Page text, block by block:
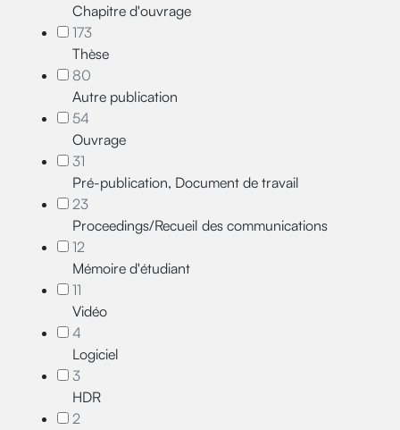
Chapitre d'ouvrage
173
Thèse
80
Autre publication
54
Ouvrage
31
Pré-publication, Document de travail
23
Proceedings/Recueil des communications
12
Mémoire d'étudiant
11
Vidéo
4
Logiciel
3
HDR
2